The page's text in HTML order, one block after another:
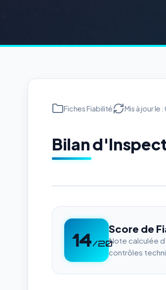
Fiches Fiabilité Mis à jour
Bilan
14/20
Score de
Note calculée
contrôles